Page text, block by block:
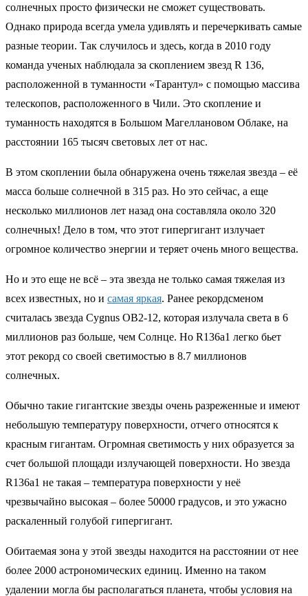
солнечных просто физически не сможет существовать.
Однако природа всегда умела удивлять и перечеркивать самые
разные теории. Так случилось и здесь, когда в 2010 году
команда ученых наблюдала за скоплением звезд R 136,
расположенной в туманности «Тарантул» с помощью массива
телескопов, расположенного в Чили. Это скопление и
туманность находятся в Большом Магеллановом Облаке, на
расстоянии 165 тысяч световых лет от нас.
В этом скоплении была обнаружена очень тяжелая звезда – её
масса больше солнечной в 315 раз. Но это сейчас, а еще
несколько миллионов лет назад она составляла около 320
солнечных! Дело в том, что этот гипергигант излучает
огромное количество энергии и теряет очень много вещества.
Но и это еще не всё – эта звезда не только самая тяжелая из
всех известных, но и самая яркая. Ранее рекордсменом
считалась звезда Cygnus OB2-12, которая излучала света в 6
миллионов раз больше, чем Солнце. Но R136a1 легко бьет
этот рекорд со своей светимостью в 8.7 миллионов
солнечных.
Обычно такие гигантские звезды очень разреженные и имеют
небольшую температуру поверхности, отчего относятся к
красным гигантам. Огромная светимость у них образуется за
счет большой площади излучающей поверхности. Но звезда
R136a1 не такая – температура поверхности у неё
чрезвычайно высокая – более 50000 градусов, и это ужасно
раскаленный голубой гипергигант.
Обитаемая зона у этой звезды находится на расстоянии от нее
более 2000 астрономических единиц. Именно на таком
удалении могла бы располагаться планета, чтобы условия на